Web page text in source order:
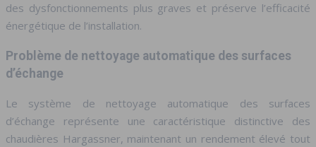
des dysfonctionnements plus graves et préserve l’efficacité
énergétique de l’installation.
Problème de nettoyage automatique des surfaces
d’échange
Le système de nettoyage automatique des surfaces
d’échange représente une caractéristique distinctive des
chaudières Hargassner, maintenant un rendement élevé tout